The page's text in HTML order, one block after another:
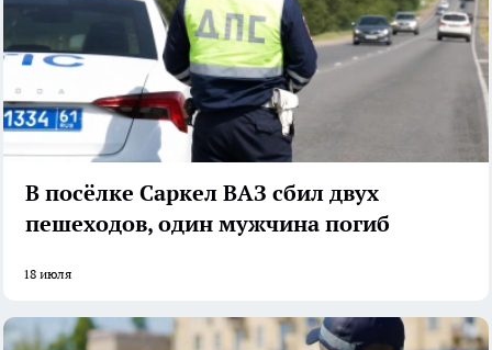
В посёлке Саркел ВАЗ сбил двух
пешеходов, один мужчина погиб
18 июля